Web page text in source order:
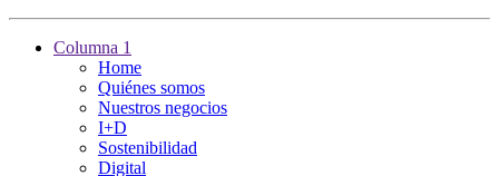
Columna 1
Home
Quiénes somos
Nuestros negocios
I+D
Sostenibilidad
Digital